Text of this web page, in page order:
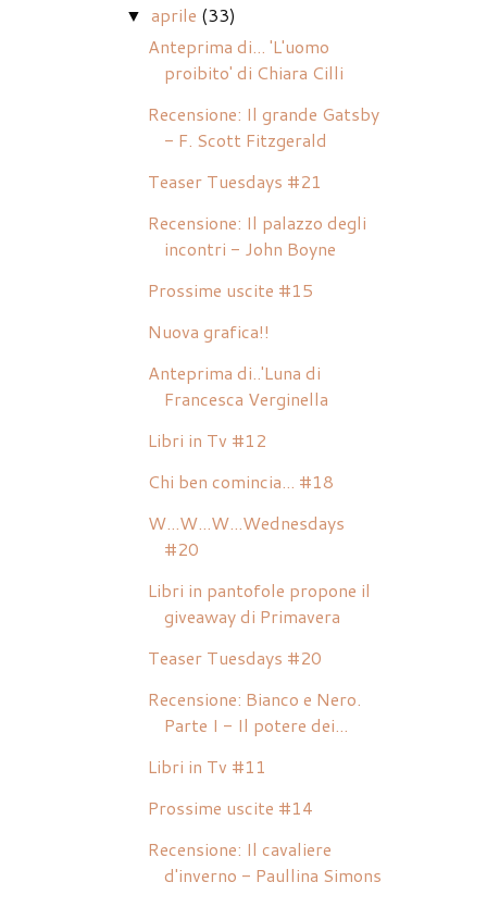
▼ aprile (33)
Anteprima di... 'L'uomo
proibito' di Chiara Cilli
Recensione: Il grande Gatsby
- F. Scott Fitzgerald
Teaser Tuesdays #21
Recensione: Il palazzo degli
incontri - John Boyne
Prossime uscite #15
Nuova grafica!!
Anteprima di..'Luna di
Francesca Verginella
Libri in Tv #12
Chi ben comincia... #18
W...W...W...Wednesdays
#20
Libri in pantofole propone il
giveaway di Primavera
Teaser Tuesdays #20
Recensione: Bianco e Nero.
Parte I - Il potere dei...
Libri in Tv #11
Prossime uscite #14
Recensione: Il cavaliere
d'inverno - Paullina Simons